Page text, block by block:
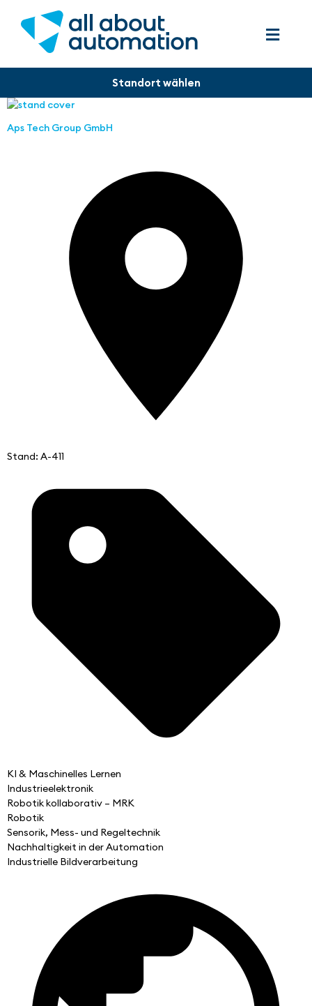
Aps Tech Group GmbH
Stand: A-411
KI & Maschinelles Lernen
Industrieelektronik
Robotik kollaborativ – MRK
Robotik
Sensorik, Mess- und Regeltechnik
Nachhaltigkeit in der Automation
Industrielle Bildverarbeitung